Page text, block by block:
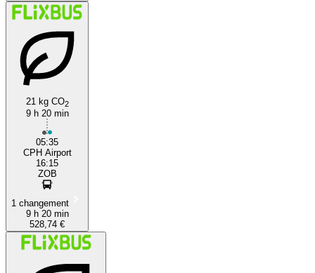
21 kg CO2
9 h 20 min
05:35
CPH Airport
16:15
ZOB
1 changement
9 h 20 min
528,74 €